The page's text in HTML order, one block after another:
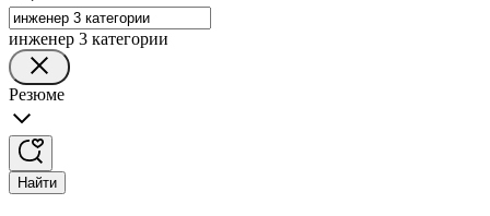
инженер 3 категории
Резюме
Найти